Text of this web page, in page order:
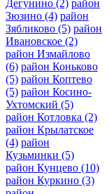
Дегунино (2) район
Зюзино (4) район
Зябликово (5) район
Ивановское (2)
район Измайлово
(6) район Коньково
(5) район Коптево
(5) район Косино-
Ухтомский (5)
район Котловка (2)
район Крылатское
(4) район
Кузьминки (5)
район Кунцево (10)
район Куркино (3)